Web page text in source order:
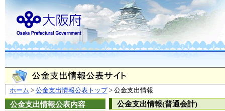
ホーム > 公金支出情報公表トップ> 公金支出情報
公金支出情報公表内容 公金支出情報(普通会計)